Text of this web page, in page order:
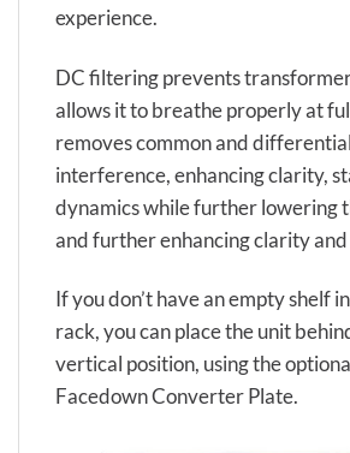
experience.
DC filtering prevents
allows it to breathe properly at
removes common and
interference, enhancing clarity,
dynamics while further lowering
and further enhancing clarity
If you don’t have an empty shelf
rack, you can place the unit
vertical position, using the
Facedown Converter Plate.